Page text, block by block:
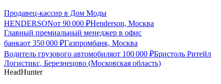
Продавец-кассир в Дом Моды
HENDERSONот 90 000 ₽Henderson, Москва
Главный премиальный менеджер в офис
банкаот 350 000 ₽Газпромбанк, Москва
Водитель грузового автомобиляот 100 000 ₽Бристоль Ритейл
Логистикс, Березнецово (Московская область)
HeadHunter